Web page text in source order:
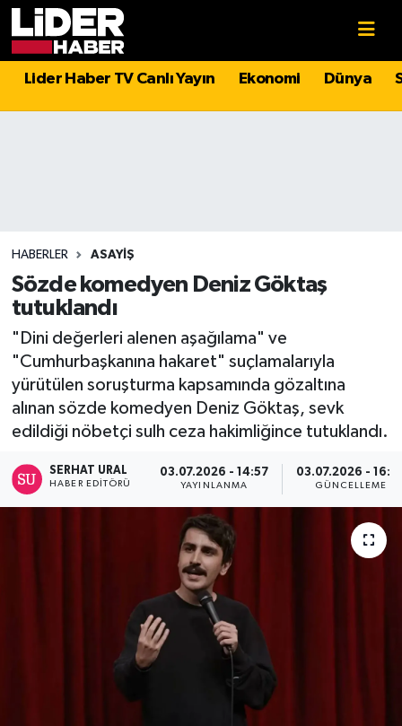
Lider Haber TV Canlı Yayın Ekonomi Dünya
HABERLER ASAYIŞ
Sözde komedyen Deniz Göktaş
tutuklandı
"Dini değerleri alenen aşağılama" ve
"Cumhurbaşkanına hakaret" suçlamalarıyla
yürütülen soruşturma kapsamında gözaltına
alınan sözde komedyen Deniz Göktaş, sevk
edildiği nöbetçi sulh ceza hakimliğince tutuklandı.
SERHAT URAL
HABER EDITÖRÜ
03.07.2026 - 14:57
YAYINLANMA
03.07.2026 -
GÜNCELLEME
Politika
Magazin
Spor
Sağlık
Teknoloji
Turizm
Kültür - Sanat
Lider Haber TV Canlı Yayın izle
Hava Durumu
Süper Lig Puan Durumu ve Fikstür
Tüm Manşetler
Son Dakika Haberleri
Haber Arşivi